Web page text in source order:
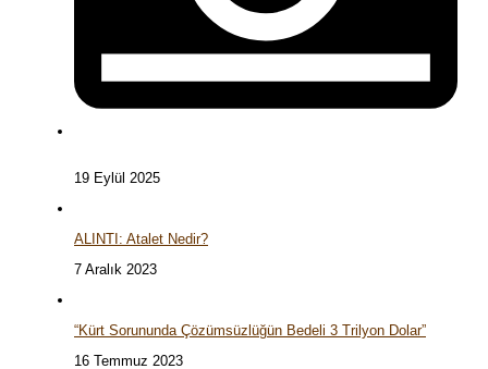
19 Eylül 2025
ALINTI: Atalet Nedir?
7 Aralık 2023
“Kürt Sorununda Çözümsüzlüğün Bedeli 3 Trilyon Dolar”
16 Temmuz 2023